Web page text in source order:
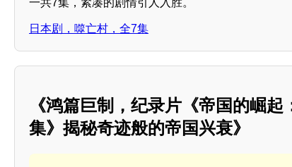
一共7集，紧凑的剧情引人入胜。
日本剧，噬亡村，全7集
《鸿篇巨制，纪录片《帝国的崛
集》揭秘奇迹般的帝国兴衰》